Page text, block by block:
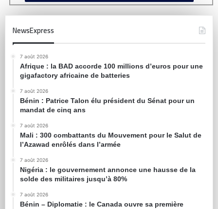
NewsExpress
7 août 2026
Afrique : la BAD accorde 100 millions d’euros pour une
gigafactory africaine de batteries
7 août 2026
Bénin : Patrice Talon élu président du Sénat pour un
mandat de cinq ans
7 août 2026
Mali : 300 combattants du Mouvement pour le Salut de
l’Azawad enrôlés dans l’armée
7 août 2026
Nigéria : le gouvernement annonce une hausse de la
solde des militaires jusqu’à 80%
7 août 2026
Bénin – Diplomatie : le Canada ouvre sa première